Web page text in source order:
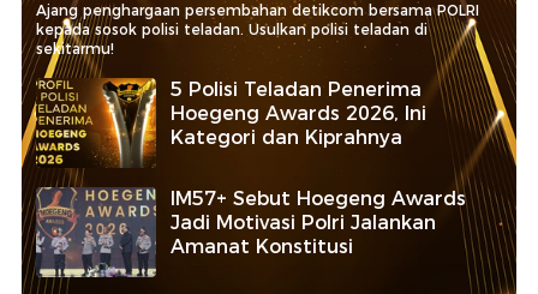
Ajang penghargaan persembahan detikcom bersama POLRI
kepada sosok polisi teladan. Usulkan polisi teladan di
sekitarmu!
5 Polisi Teladan Penerima
Hoegeng Awards 2026, Ini
Kategori dan Kiprahnya
IM57+ Sebut Hoegeng Awards
Jadi Motivasi Polri Jalankan
Amanat Konstitusi